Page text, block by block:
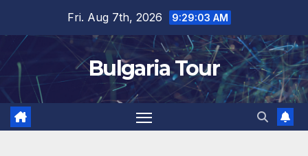
content
Fri. Aug 7th, 2026 9:29:04 AM
Bulgaria Tour